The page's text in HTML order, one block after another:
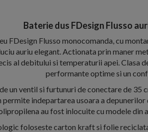
Baterie dus FDesign Flusso
FDesign Flusso monocomanda, cu
auriu elegant. Actionata prin maner
al debitului si temperaturii apei. Clasa
performante optime si un
un ventil si furtunuri de conectare de 35
permite indepartarea usoara a
au fost inlocuite cu modele din
foloseste carton kraft si folie